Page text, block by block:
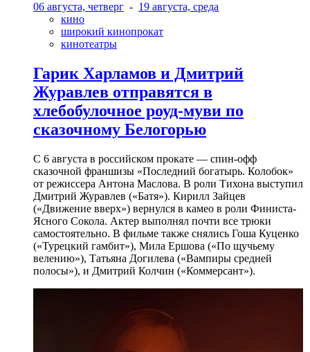
06 августа, четверг - 19 августа, среда
кино
широкий кинопрокат
кинотеатры
Гарик Харламов и Дмитрий
Журавлев отправятся в
хлебобулочное роуд-муви по
сказочному Белогорью
С 6 августа в российском прокате — спин-офф
сказочной франшизы «Последний богатырь. Колобок»
от режиссера Антона Маслова. В роли Тихона выступил
Дмитрий Журавлев («Батя»). Кирилл Зайцев
(«Движение вверх») вернулся в камео в роли Финиста-
Ясного Сокола. Актер выполнял почти все трюки
самостоятельно. В фильме также снялись Гоша Куценко
(«Турецкий гамбит»), Мила Ершова («По щучьему
велению»), Татьяна Догилева («Вампиры средней
полосы»), и Дмитрий Колчин («Коммерсант»).